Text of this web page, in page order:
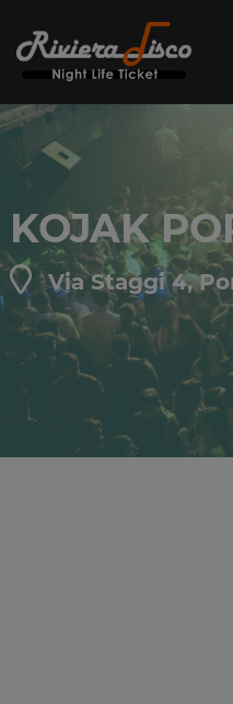
KOJAK
Via Staggi 4,